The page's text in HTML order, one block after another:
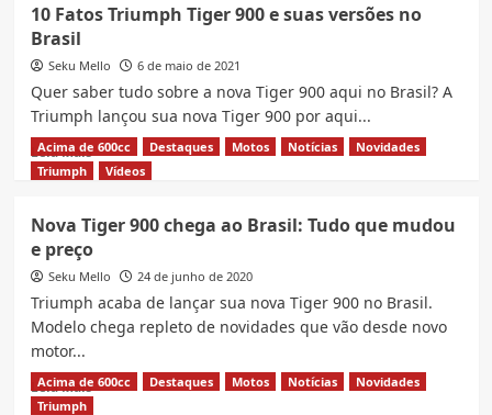
técnica
Triumph
900
2024,
cores
e
preço
10 Fatos Triumph Tiger 900 e suas versões no
Brasil
Seku Mello 6 de maio de 2021
Quer saber tudo sobre a nova Tiger 900 aqui no Brasil? A
Triumph lançou sua nova Tiger 900 por aqui...
Leia MaisRead
more
Fatos
Triumph
Tiger
suas
no
Brasil
Acima de 600cc Destaques Motos Notícias
Novidades
Triumph
Vídeos
Nova Tiger 900 chega ao Brasil: Tudo que mudou
e preço
Seku Mello 24 de junho de 2020
Triumph acaba de lançar sua nova Tiger 900 no Brasil.
Modelo chega repleto de novidades que vão desde novo
motor...
Leia MaisRead
Acima de 600cc Destaques Motos Notícias
Novidades
Triumph